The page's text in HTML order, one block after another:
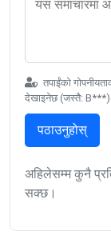
तपाईंको
देखाइनेछ (जस्तै:
पठाउनुहोस्
अहिलेसम्म कुनै
सक्छ।